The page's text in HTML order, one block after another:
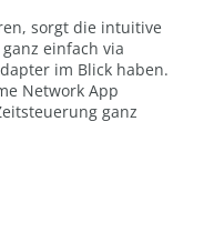
sorgt die intuitive
einfach via
im Blick haben.
Network App
ganz